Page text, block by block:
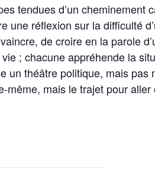
tendues d’un cheminement
réflexion sur la difficulté
de croire en la parole
; chacune appréhende la
un théâtre politique, mais pas
même, mais le trajet pour